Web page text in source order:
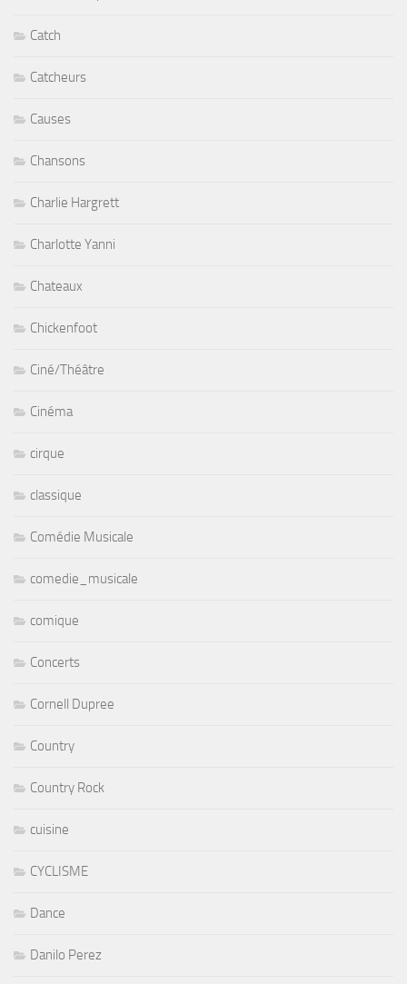
Catch
Catcheurs
Causes
Chansons
Charlie Hargrett
Charlotte Yanni
Chateaux
Chickenfoot
Ciné/Théâtre
Cinéma
cirque
classique
Comédie Musicale
comedie_musicale
comique
Concerts
Cornell Dupree
Country
Country Rock
cuisine
CYCLISME
Dance
Danilo Perez